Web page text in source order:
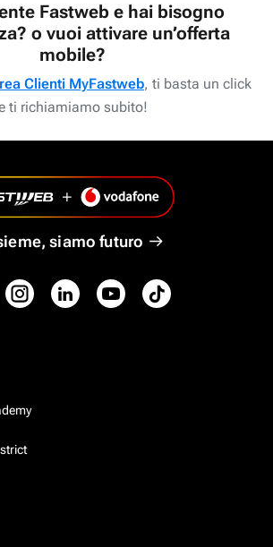
Fastweb e hai bisogno
mobile?
Clienti MyFastweb, ti basta un click
ti richiamiamo subito!
siamo futuro